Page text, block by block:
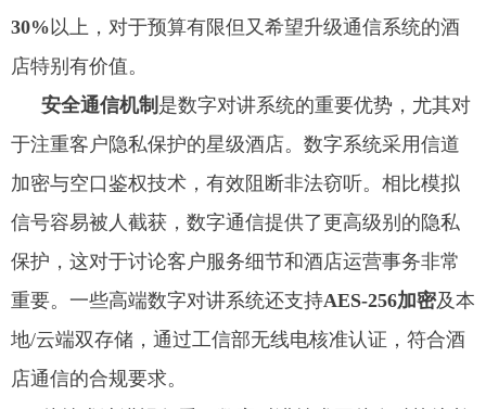
30% 以上，对于预算有限但又希望升级通信系统的酒
店特别有价值。
安全通信机制 是数字对讲系统的重要优势，尤其对
于注重客户隐私保护的星级酒店。数字系统采用信道
加密与空口鉴权技术，有效阻断非法窃听。相比模拟
信号容易被人截获，数字通信提供了更高级别的隐私
保护，这对于讨论客户服务细节和酒店运营事务非常
重要。一些高端数字对讲系统还支持AES-256加密及本
地/云端双存储，通过工信部无线电核准认证，符合酒
店通信的合规要求。